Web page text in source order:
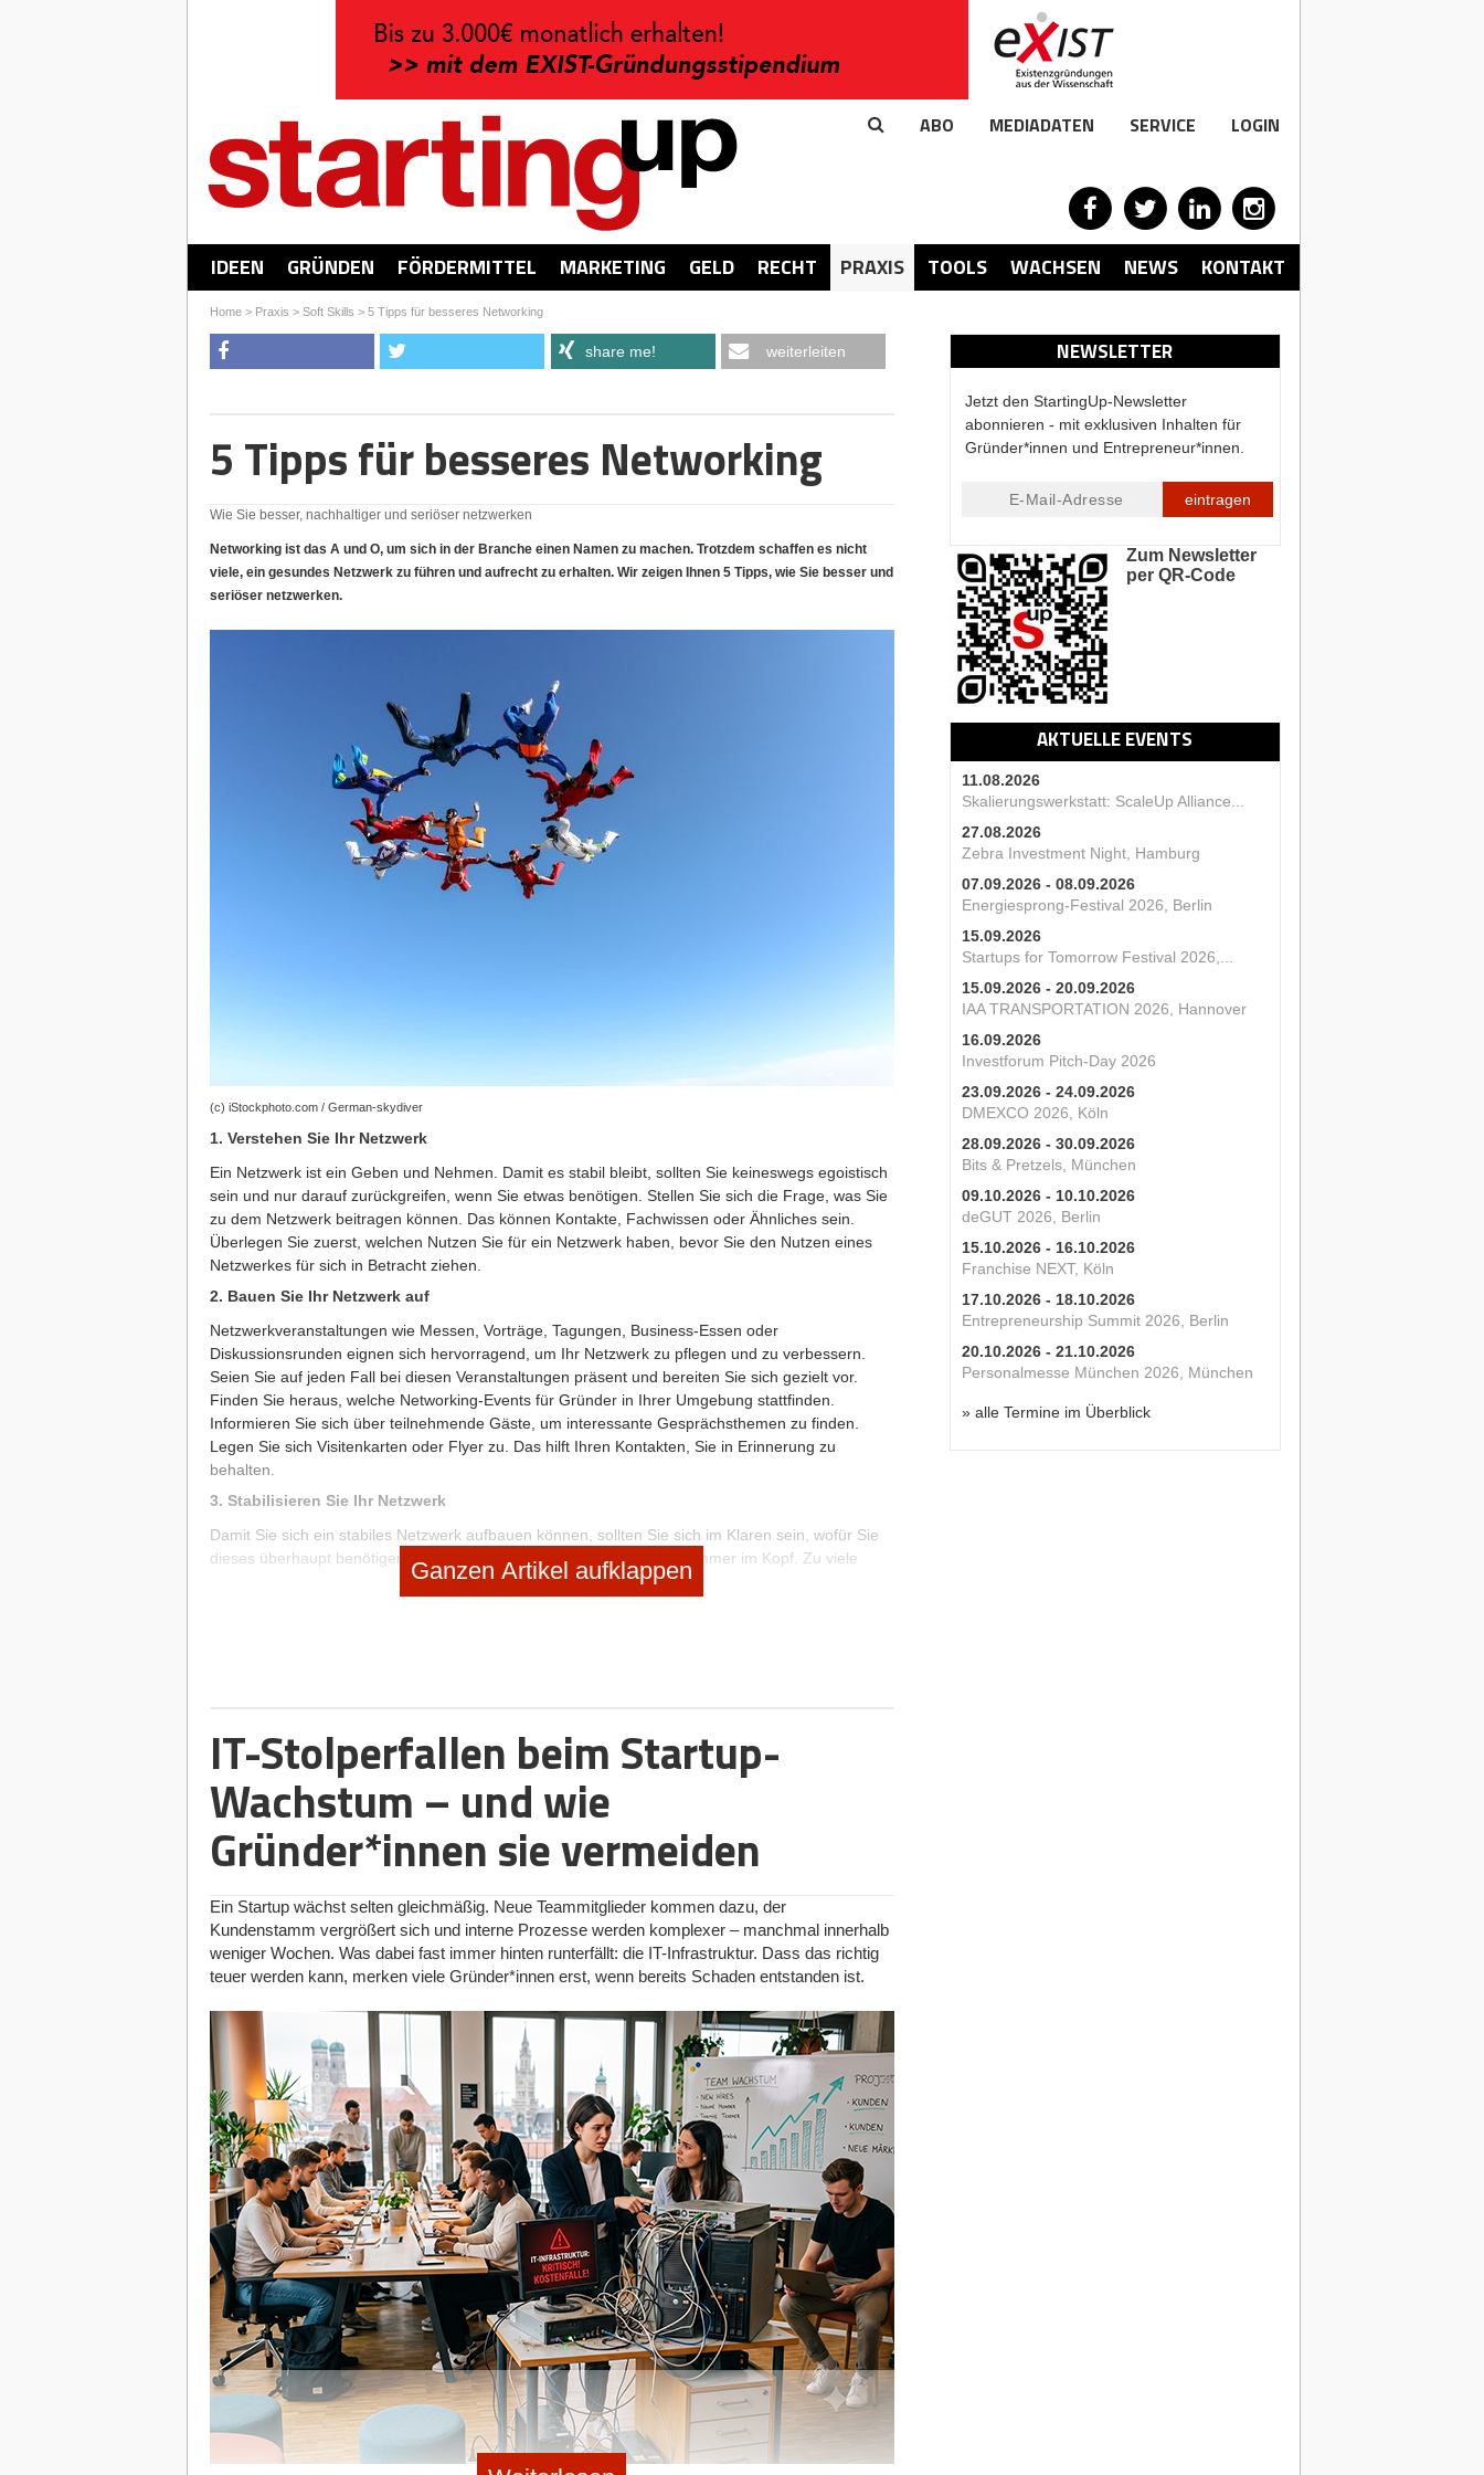
ABO MEDIADATEN SERVICE LOGIN
IDEEN GRÜNDEN FÖRDERMITTEL MARKETING GELD RECHT PRAXIS TOOLS WACHSEN NEWS KONTAKT
Home> Praxis > Soft Skills > 5 Tipps für besseres Networking
NEWSLETTER
Jetzt den StartingUp-Newsletter
abonnieren - mit exklusiven Inhalten für
Gründer*innen und Entrepreneur*innen.
eintragen
Zum Newsletter
per QR-Code
AKTUELLE EVENTS
11.08.2026
Skalierungswerkstatt: ScaleUp Alliance...
27.08.2026
Zebra Investment Night, Hamburg
07.09.2026 - 08.09.2026
Energiesprong-Festival 2026, Berlin
15.09.2026
Startups for Tomorrow Festival 2026,...
15.09.2026 - 20.09.2026
IAA TRANSPORTATION 2026, Hannover
16.09.2026
Investforum Pitch-Day 2026
23.09.2026 - 24.09.2026
DMEXCO 2026, Köln
28.09.2026 - 30.09.2026
Bits & Pretzels, München
09.10.2026 - 10.10.2026
deGUT 2026, Berlin
15.10.2026 - 16.10.2026
Franchise NEXT, Köln
17.10.2026 - 18.10.2026
Entrepreneurship Summit 2026, Berlin
20.10.2026 - 21.10.2026
Personalmesse München 2026, München
» alle Termine im Überblick
share me! weiterleiten
5 Tipps für besseres Networking
Wie Sie besser, nachhaltiger und seriöser netzwerken
Networking ist das A und O, um sich in der Branche einen Namen zu machen. Trotzdem schaffen es nicht
viele, ein gesundes Netzwerk zu führen und aufrecht zu erhalten. Wir zeigen Ihnen 5 Tipps, wie Sie besser und
seriöser netzwerken.
(c) iStockphoto.com / German-skydiver
1. Verstehen Sie Ihr Netzwerk
Ein Netzwerk ist ein Geben und Nehmen. Damit es stabil bleibt, sollten Sie keineswegs egoistisch
sein und nur darauf zurückgreifen, wenn Sie etwas benötigen. Stellen Sie sich die Frage, was Sie
zu dem Netzwerk beitragen können. Das können Kontakte, Fachwissen oder Ähnliches sein.
Überlegen Sie zuerst, welchen Nutzen Sie für ein Netzwerk haben, bevor Sie den Nutzen eines
Netzwerkes für sich in Betracht ziehen.
2. Bauen Sie Ihr Netzwerk auf
Netzwerkveranstaltungen wie Messen, Vorträge, Tagungen, Business-Essen oder
Diskussionsrunden eignen sich hervorragend, um Ihr Netzwerk zu pflegen und zu verbessern.
Seien Sie auf jeden Fall bei diesen Veranstaltungen präsent und bereiten Sie sich gezielt vor.
Finden Sie heraus, welche Networking-Events für Gründer in Ihrer Umgebung stattfinden.
Informieren Sie sich über teilnehmende Gäste, um interessante Gesprächsthemen zu finden.
Legen Sie sich Visitenkarten oder Flyer zu. Das hilft Ihren Kontakten, Sie in Erinnerung zu
behalten.
3. Stabilisieren Sie Ihr Netzwerk
Damit Sie sich ein stabiles Netzwerk aufbauen können, sollten Sie sich im Klaren sein, wofür Sie
dieses überhaupt benötigen. Behalten Sie das Ziel Ihres Netzwerkes immer im Kopf. Zu viele
Köche verderben den Brei. Achten Sie darauf, dass Sie nicht zu viele Personen in Ihrem Netzwerk
Menschen. Die Wichtigsten sind Zuverlässigkeit, Vertrauen, Höflichkeit und Ehrlichkeit. Bleiben Sie
mit Ihren Netzwerkpartnern in konstantem Kontakt, ohne aufdringlich zu erscheinen. Das geht
sehr gut, indem Sie z.B. ein spontanes Abendessen bei der Durchreise durch eine Stadt
organisieren.
5. Vermeiden Sie Fehler
Macht der Netzwerke und verbauen sich so Chancen, ihr Start-up bekannter zu machen. Die
graue Maus zu spielen wäre Ihr Tod. Versuchen Sie durch kompetentes Auftreten aufzufallen.
Wirken Sie dabei aber nicht arrogant. In fast keinem beruflichen Feld passt die Aussage, „Man
erntet, was man sät“, so gut wie beim Networking.
Hat Ihnen der Artikel gefallen?
Dann melden Sie sich kostenlos für unseren
Newsletteran, um exklusive Inhalte zu erhalten.
eintragen
share me! weiterleiten
Diese Artikel könnten Sie auch interessieren:
17.06.2026|Unternehmer-Typen
Wenn der Purpose toxisch wird: Warum zu viel Identifikation mit dem Job
brandgefährlich ist
26.05.2026 Strategien
Schluss mit „Safe Play“: Warum Start-ups ihren Mut verlieren, wenn es ernst
wird
Ganzen Artikel aufklappen
IT-Stolperfallen beim Startup-
Wachstum – und wie
Gründer*innen sie vermeiden
Ein Startup wächst selten gleichmäßig. Neue Teammitglieder kommen dazu, der
Kundenstamm vergrößert sich und interne Prozesse werden komplexer – manchmal innerhalb
weniger Wochen. Was dabei fast immer hinten runterfällt: die IT-Infrastruktur. Dass das richtig
teuer werden kann, merken viele Gründer*innen erst, wenn bereits Schaden entstanden ist.